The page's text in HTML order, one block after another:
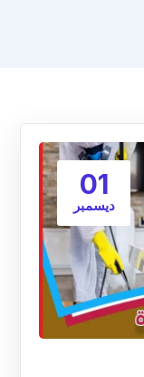
01
ديسمبر